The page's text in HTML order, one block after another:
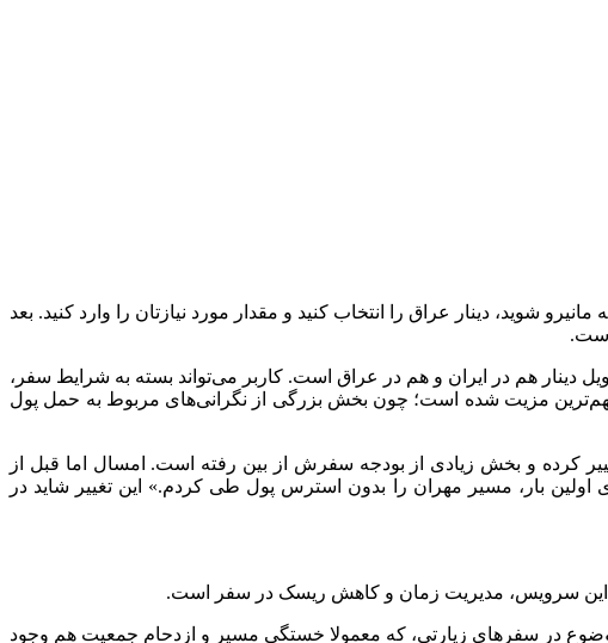
شوید، دینار عراق را انتخاب کنید و مقدار مورد نیازتان را وارد کنید. بعد
است.
دینار هم در ایران و هم در عراق است. کاربر می‌تواند بسته به شرایط سفر،
مهم‌ترین مزیت شده است؛ چون بخش بزرگی از نگرانی‌های مربوط به حمل پول
کرده و بخش زیادی از بودجه سفرش از بین رفته است. امسال اما قبل از
بار، مسیر مهران را بدون استرس پول طی کردم.» این تغییر شاید در
در سفرهای زیارتی، که معمولا خستگی مسیر و ازدحام جمعیت هم وجود